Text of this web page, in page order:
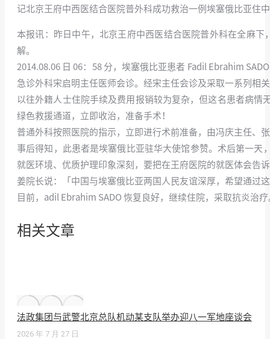
记北京王府中西医结合医院普外科成功救治一例埃塞俄比亚住
本报讯：昨日中午，北京王府中西医结合医院普外科在全麻
解。
2014.08.06 日 06：58 分，埃塞俄比亚患者 Fadil Ebrahim
急诊外科宋启明主任医师会诊。经宋主任会诊及采取一系列相
以往外籍人士住院手续及费用报销较为复杂，但这名患者病
绿色救援通道，立即收治，准备手术！
普通外科按照医院的指示，立即进行术前准备，由冯庆主任、
事后得知，此患者是埃塞俄比亚驻华大使馆参赞。术后第一天
就医环境、优质护理印象深刻，要把在王府医院的就医体会告
姜院长说：「中国与埃塞俄比亚两国人民友谊深厚，希望通过
目前，adil Ebrahim SADO 恢复良好，继续住院，采取抗炎治
相关文章
法政集团与武警北京总队机动某支队举办迎八一军地座谈会
2026 年 7 月 27 日